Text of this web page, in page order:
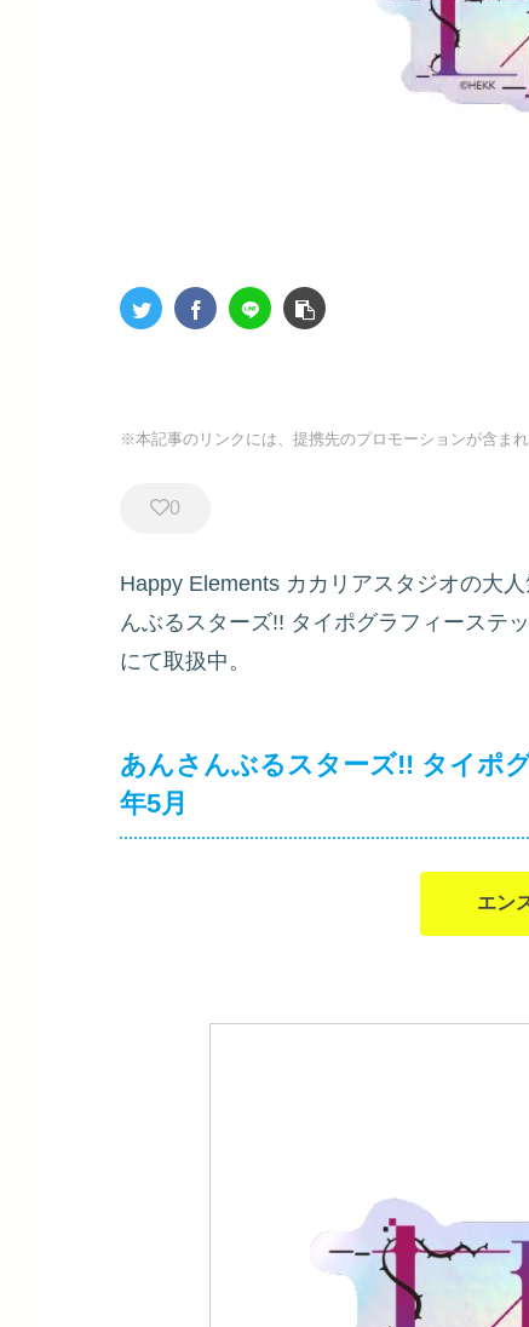
※本記事のリンクには、提携先のプロモーションが含ま
0
Happy Elements カカリアスタジオの大
んぶるスターズ!! タイポグラフィーステ
にて取扱中。
あんさんぶるスターズ!! タイポ
年5月
エン